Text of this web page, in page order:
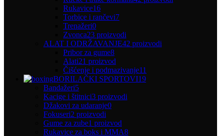
Rukavice16
Torbice i rančevi7
Trenažeri0
Zvonca23 proizvodi
ALAT I ODRŽAVANJE42 proizvodi
Pribor za gume8
Alati21 proizvod
Čišćenje i podmazivanje11
BORILAČKI SPORTOVI19
Bandažeri5
Kacige i štitnici3 proizvodi
Džakovi za udaranje0
Fokuseri2 proizvodi
Gume za zube1 proizvod
Rukavice za boks i MMA8